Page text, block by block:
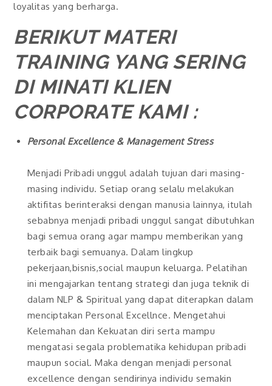
loyalitas yang berharga.
BERIKUT MATERI
TRAINING YANG SERING
DI MINATI KLIEN
CORPORATE KAMI :
Personal Excellence & Management Stress
Menjadi Pribadi unggul adalah tujuan dari masing-
masing individu. Setiap orang selalu melakukan
aktifitas berinteraksi dengan manusia lainnya, itulah
sebabnya menjadi pribadi unggul sangat dibutuhkan
bagi semua orang agar mampu memberikan yang
terbaik bagi semuanya. Dalam lingkup
pekerjaan,bisnis,social maupun keluarga. Pelatihan
ini mengajarkan tentang strategi dan juga teknik di
dalam NLP & Spiritual yang dapat diterapkan dalam
menciptakan Personal Excellnce. Mengetahui
Kelemahan dan Kekuatan diri serta mampu
mengatasi segala problematika kehidupan pribadi
maupun social. Maka dengan menjadi personal
excellence dengan sendirinya individu semakin